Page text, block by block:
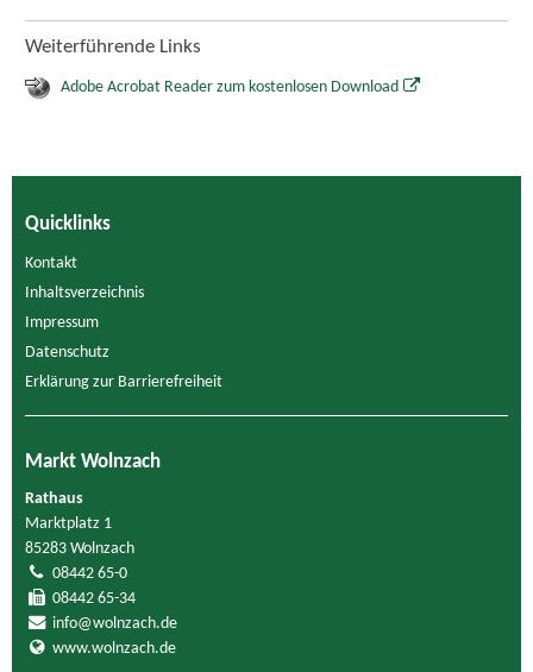
Weiterführende Links
Adobe Acrobat Reader zum kostenlosen Download
Quicklinks
Kontakt
Inhaltsverzeichnis
Impressum
Datenschutz
Erklärung zur Barrierefreiheit
Markt Wolnzach
Rathaus
Marktplatz 1
85283 Wolnzach
08442 65-0
08442 65-34
info@wolnzach.de
www.wolnzach.de